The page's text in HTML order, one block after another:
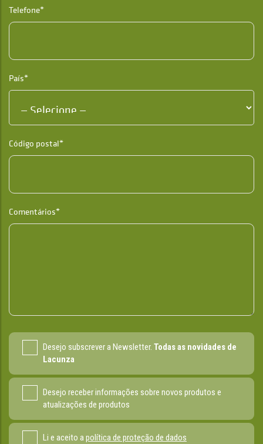
Telefone*
País*
Código postal*
Comentários*
Desejo subscrever a Newsletter. Todas as novidades de
Lacunza
Desejo receber informações sobre novos produtos e
atualizações de produtos
Li e aceito apolítica de proteção de dados